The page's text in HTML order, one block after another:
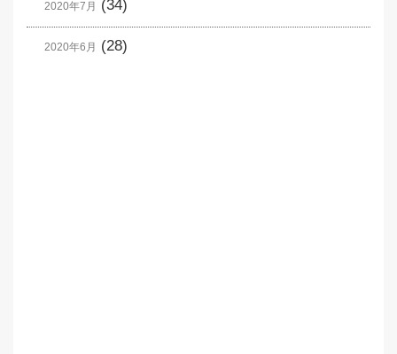
2020年7月 (34)
2020年6月 (28)